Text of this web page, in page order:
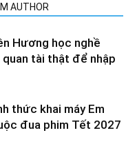
AUTHOR
Hương học nghề
quan tài thật để nhập
thức khai máy Em
đua phim Tết 2027